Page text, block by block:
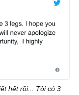
hết rồi... Tôi có 3